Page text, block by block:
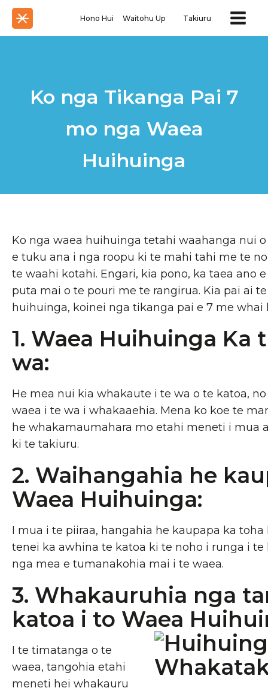
Hono Hui Waitohu Up Takiuru
Ko nga Tikanga Pai 7
mo nga Waea
Huihuinga
Ko nga waea huihuinga tetahi waahanga nui
e tuku ana i nga roopu ki te mahi tahi me te
te waahi kotahi. Engari, kia pono, ka taea ano
puta mai o te pouri me te rangirua. Kia pai ai
huihuinga, koinei nga tikanga pai e 7 me whai
1. Waea Huihuinga Ka
wa:
He mea nui kia whakaute i te wa o te katoa,
waea i te wa i whakaaehia. Mena ko koe te
he whakamaumahara mo etahi meneti i mua
ki te takiuru.
2. Waihangahia he
Waea Huihuinga:
I mua i te piiraa, hangahia he kaupapa ka
tenei ka awhina te katoa ki te noho i runga i
nga mea e tumanakohia mai i te waea.
3. Whakauruhia nga
katoa i to Waea
I te timatanga o te
waea, tangohia etahi
meneti hei whakauru